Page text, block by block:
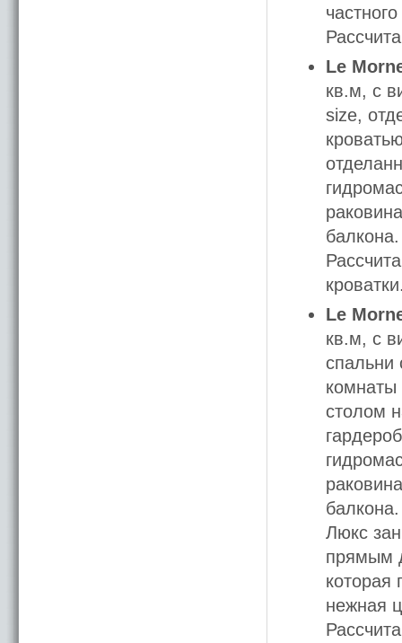
Le
кв.м, с
size,
балкона.
Le
кв.м, с
спальни
столом
балкона.
Люкс
прямым
которая
нежная